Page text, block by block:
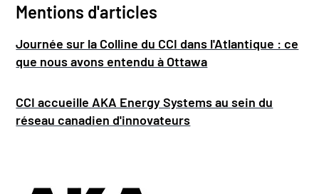
Mentions d'articles
Journée sur la Colline du CCI dans l'Atlantique : ce
que nous avons entendu à Ottawa
CCI accueille AKA Energy Systems au sein du
réseau canadien d'innovateurs